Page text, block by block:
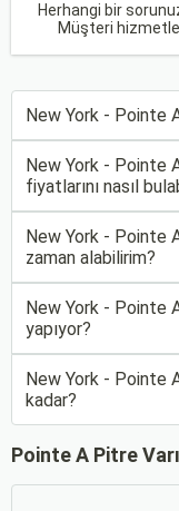
Herhangi bir
Müşteri
New York - Pointe
New York - Pointe
fiyatlarını nasıl
New York - Pointe
zaman alabilirim?
New York - Pointe
yapıyor?
New York - Pointe
kadar?
Pointe A Pitre